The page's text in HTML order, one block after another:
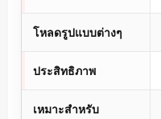
โหลดรูปแบบต่างๆ
ประสิทธิภาพ
เหมาะสำหรับ